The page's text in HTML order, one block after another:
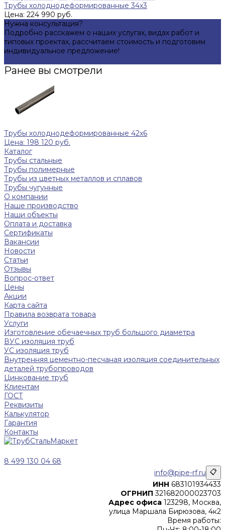
Трубы холоднодеформированные 34x3
Цена: 224 990 руб.
Нужна консультация?
Подробно расскажем о наших услугах, видах работ и
типовых проектах, рассчитаем стоимость и подготовим
индивидуальное предложение!
Ранее вы смотрели
Трубы холоднодеформированные 42x6
Цена: 198 120 руб.
Каталог
Трубы стальные
Трубы полимерные
Трубы из цветных металлов и сплавов
Трубы чугунные
О компании
Наше производство
Наши объекты
Оплата и доставка
Сертификаты
Вакансии
Новости
Статьи
Отзывы
Вопрос-ответ
Цены
Акции
Карта сайта
Правила возврата товара
Услуги
Изготовление обечаечных труб большого диаметра
ВУС изоляция труб
УС изоляция труб
Внутренняя цементно-песчаная изоляция соединительных
деталей трубопроводов
Цинкование труб
Клиентам
ГОСТ
Реквизиты
Калькулятор
Гарантия
Контакты
8 499 130 04 68
info@pipe-rf.ru 📋
ИНН 683101934433
ОГРНИП 321682000023703
Адрес офиса 123298, Москва,
улица Маршала Бирюзова, 4к2
Время работы: